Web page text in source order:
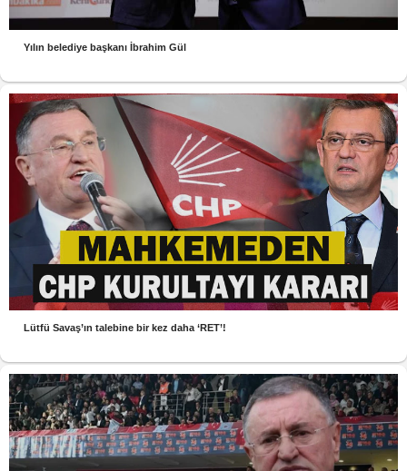
Yılın belediye başkanı İbrahim Gül
Lütfü Savaş’ın talebine bir kez daha ‘RET’!